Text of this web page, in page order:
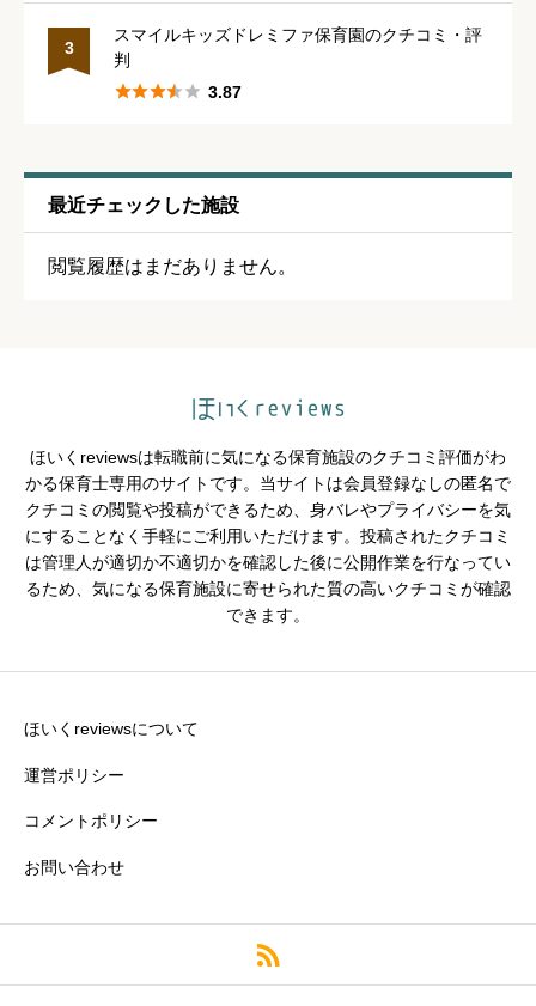
星の数をお選びください
通いやすさ 必須
星の数をお選びください 
シフトの融通 必須
星の数をお選びください 
残業・持ち帰り仕事の少なさ
クチコミのタイトル
※園の評価がわかりやすいタイトルがおすすめです。
3
スマイルキッズドレミファ保育園のクチコミ・評
判
 3.87
最近チェックした施設
閲覧履歴はまだありません。
ほいくreviewsは転職前に気になる保育施設のクチコミ評価がわ
かる保育士専用のサイトです。当サイトは会員登録なしの匿名で
クチコミの閲覧や投稿ができるため、身バレやプライバシーを気
にすることなく手軽にご利用いただけます。投稿されたクチコミ
は管理人が適切か不適切かを確認した後に公開作業を行なってい
るため、気になる保育施設に寄せられた質の高いクチコミが確認
できます。
ほいくreviewsについて
運営ポリシー
コメントポリシー
お問い合わせ